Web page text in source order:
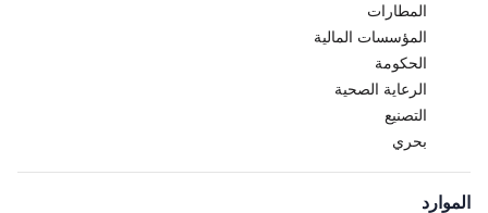
المطارات
المؤسسات المالية
الحكومة
الرعاية الصحية
التصنيع
بحري
الموارد